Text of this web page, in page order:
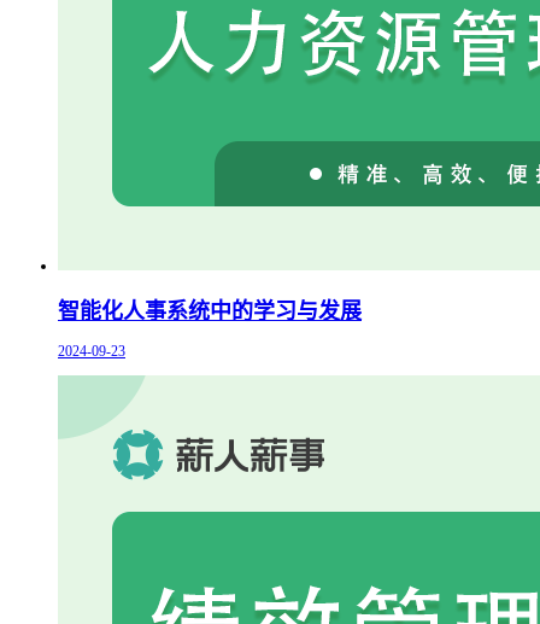
智能化人事系统中的学习与发展
2024-09-23